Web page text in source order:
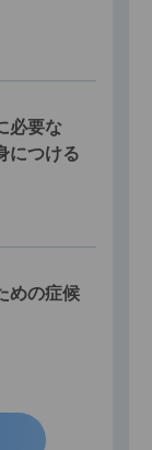
必要な
につける
めの症候